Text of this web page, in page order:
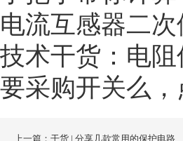
电流互感器二
技术干货：电
要采购开关么
上一篇：干货 | 分享几款常用的保护电路